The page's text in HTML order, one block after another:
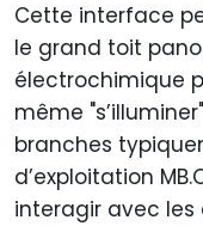
Cette interface
le grand toit
électrochimique
même
branches
d’exploitation
interagir avec les